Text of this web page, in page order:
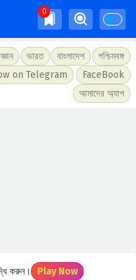
ভারত বাংলাদেশ
পশ্চিমবঙ্গ
on Telegram
FaceBook
আমাদের অ্যাপ
করুন। Play Now